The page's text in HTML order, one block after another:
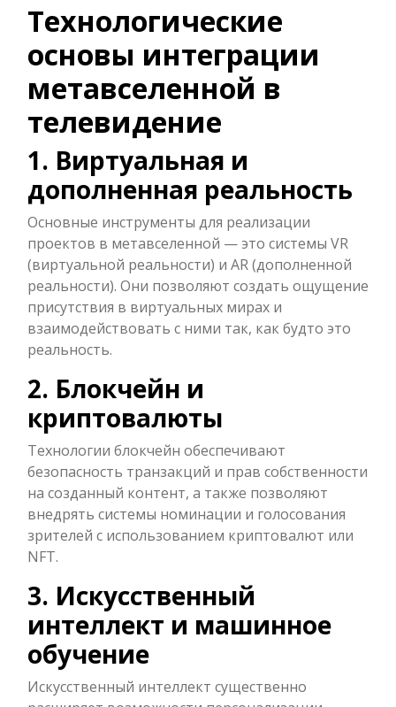
Технологические
основы интеграции
метавселенной в
телевидение
1. Виртуальная и
дополненная реальность
Основные инструменты для реализации
проектов в метавселенной — это системы VR
(виртуальной реальности) и AR (дополненной
реальности). Они позволяют создать ощущение
присутствия в виртуальных мирах и
взаимодействовать с ними так, как будто это
реальность.
2. Блокчейн и
криптовалюты
Технологии блокчейн обеспечивают
безопасность транзакций и прав собственности
на созданный контент, а также позволяют
внедрять системы номинации и голосования
зрителей с использованием криптовалют или
NFT.
3. Искусственный
интеллект и машинное
обучение
Искусственный интеллект существенно